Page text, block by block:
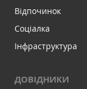
Відпочинок
Соціалка
Інфраструктура
ДОВІДНИКИ